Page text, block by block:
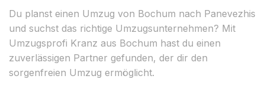
Du planst einen Umzug von Bochum nach Panevezhis
und suchst das richtige Umzugsunternehmen? Mit
Umzugsprofi Kranz aus Bochum hast du einen
zuverlässigen Partner gefunden, der dir den
sorgenfreien Umzug ermöglicht.